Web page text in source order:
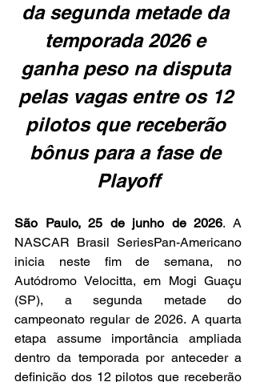
da segunda metade da
temporada 2026 e
ganha peso na disputa
pelas vagas entre os 12
pilotos que receberão
bônus para a fase de
Playoff
São Paulo, 25 de junho de 2026. A
NASCAR Brasil SeriesPan-Americano
inicia neste fim de semana, no
Autódromo Velocitta, em Mogi Guaçu
(SP), a segunda metade do
campeonato regular de 2026. A quarta
etapa assume importância ampliada
dentro da temporada por anteceder a
definição dos 12 pilotos que receberão